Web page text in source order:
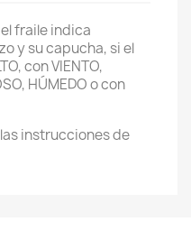
fraile indica
y su capucha, si el
con VIENTO,
HÚMEDO o con
instrucciones de